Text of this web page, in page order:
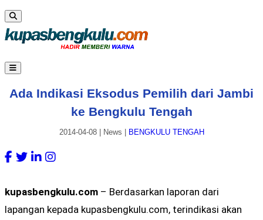
Ada Indikasi Eksodus Pemilih dari Jambi
ke Bengkulu Tengah
2014-04-08| News BENGKULU TENGAH
kupasbengkulu.com – Berdasarkan laporan dari
lapangan kepada kupasbengkulu.com, terindikasi akan